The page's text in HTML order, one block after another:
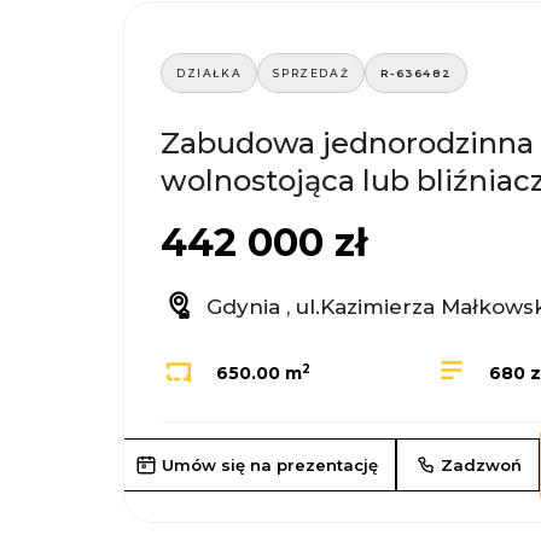
DZIAŁKA SPRZEDAŻ R-636482
Zabudowa jednorodzinna
wolnostojąca lub
442 000 zł
Gdynia , ul.Kazimierza
650.00 m2 680
Umów się na prezentację Zadzwoń